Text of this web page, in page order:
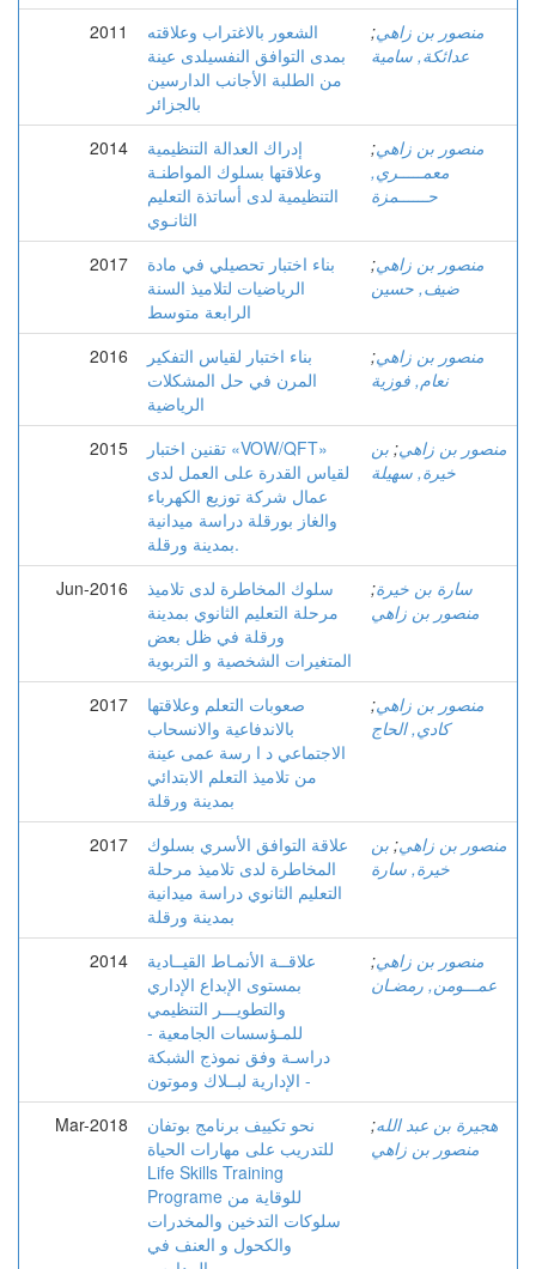
2011
الشعور بالاغتراب وعلاقته
بمدى التوافق النفسيلدى عينة
من الطلبة الأجانب الدارسين
بالجزائر
منصور بن زاهي;
عدائكة, سامية
2014
إدراك العدالة التنظيمية
وعلاقتها بسلوك المواطنـة
التنظيمية لدى أساتذة التعليم
الثانـوي
منصور بن زاهي;
معمـــــري,
حــــــمزة
2017
بناء اختبار تحصيلي في مادة
الرياضيات لتلاميذ السنة
الرابعة متوسط
منصور بن زاهي;
ضيف, حسين
2016
بناء اختبار لقياس التفكير
المرن في حل المشكلات
الرياضية
منصور بن زاهي;
نعام, فوزية
2015
تقنين اختبار «VOW/QFT»
لقياس القدرة على العمل لدى
عمال شركة توزيع الكهرباء
والغاز بورقلة دراسة ميدانية
بمدينة ورقلة.
منصور بن زاهي; بن
خيرة, سهيلة
Jun-2016
سلوك المخاطرة لدى تلاميذ
مرحلة التعليم الثانوي بمدينة
ورقلة في ظل بعض
المتغيرات الشخصية و التربوية
سارة بن خيرة;
منصور بن زاهي
2017
صعوبات التعلم وعلاقتها
بالاندفاعية والانسحاب
الاجتماعي د ا رسة عمى عينة
من تلاميذ التعلم الابتدائي
بمدينة ورقلة
منصور بن زاهي;
كادي, الحاج
2017
علاقة التوافق الأسري بسلوك
المخاطرة لدى تلاميذ مرحلة
التعليم الثانوي دراسة ميدانية
بمدينة ورقلة
منصور بن زاهي; بن
خيرة, سارة
2014
علاقــة الأنمـاط القيــادية
بمستوى الإبداع الإداري
والتطويـــر التنظيمي
للمـؤسسات الجامعية -
دراسـة وفق نموذج الشبكة
الإدارية لبــلاك وموتون -
منصور بن زاهي;
عمـــومن, رمضـان
Mar-2018
نحو تكييف برنامج بوتفان
للتدريب على مهارات الحياة
Life Skills Training
Programe للوقاية من
سلوكات التدخين والمخدرات
والكحول و العنف في
هجيرة بن عبد الله;
منصور بن زاهي